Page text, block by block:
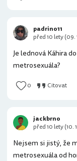
Je lednová Káhira
metrosexuála?
0 Citovat
padrino11
před 10 lety
Nejsem si jistý, že
metrosexuála od
jackbrno
před 10 lety (10.